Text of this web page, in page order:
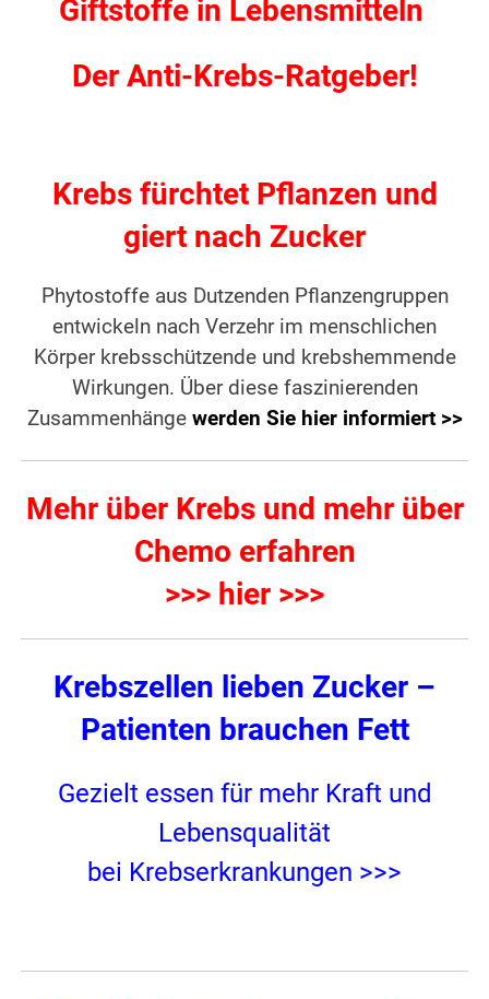
Giftstoffe in Lebensmitteln
Der Anti-Krebs-Ratgeber!
Krebs fürchtet Pflanzen und
giert nach Zucker
Phytostoffe aus Dutzenden Pflanzengruppen
entwickeln nach Verzehr im menschlichen
Körper krebsschützende und krebshemmende
Wirkungen. Über diese faszinierenden
Zusammenhänge werden Sie hier informiert >>
Mehr über Krebs und mehr über
Chemo erfahren
>>> hier >>>
Krebszellen lieben Zucker –
Patienten brauchen Fett
Gezielt essen für mehr Kraft und
Lebensqualität
bei Krebserkrankungen >>>